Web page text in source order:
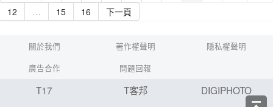
12
… 15 16 下一頁
關於我們 著作權聲明
隱私權聲明
廣告合作
問題回報
T17 T客邦
DIGIPHOTO